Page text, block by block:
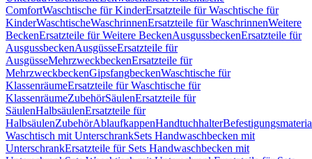
ComfortWaschtische für KinderErsatzteile für Waschtische für
KinderWaschtischeWaschrinnenErsatzteile für WaschrinnenWeitere
BeckenErsatzteile für Weitere BeckenAusgussbeckenErsatzteile für
AusgussbeckenAusgüsseErsatzteile für
AusgüsseMehrzweckbeckenErsatzteile für
MehrzweckbeckenGipsfangbeckenWaschtische für
KlassenräumeErsatzteile für Waschtische für
KlassenräumeZubehörSäulenErsatzteile für
SäulenHalbsäulenErsatzteile für
HalbsäulenZubehörAblaufkappenHandtuchhalter
Waschtisch mit UnterschrankSets Handwaschbecken mit
UnterschrankErsatzteile für Sets Handwaschbecken mit